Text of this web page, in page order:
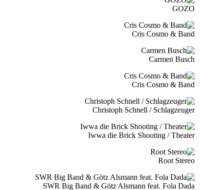
GOZO
Cris Cosmo & Band
Carmen Busch
Cris Cosmo & Band
Christoph Schnell / Schlagzeuger
Iwwa die Brick Shooting / Theater
Root Stereo
SWR Big Band & Götz Alsmann feat. Fola Dada